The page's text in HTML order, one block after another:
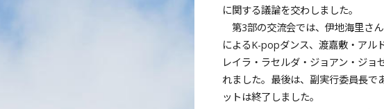
に関する議論を交わしました。
第3部の交流会では、伊地海里さ
によるK-popダンス、渡嘉敷・アル
レイラ・ラセルダ・ジョアン・ジョ
れました。最後は、副実行委員長で
ットは終了しました。